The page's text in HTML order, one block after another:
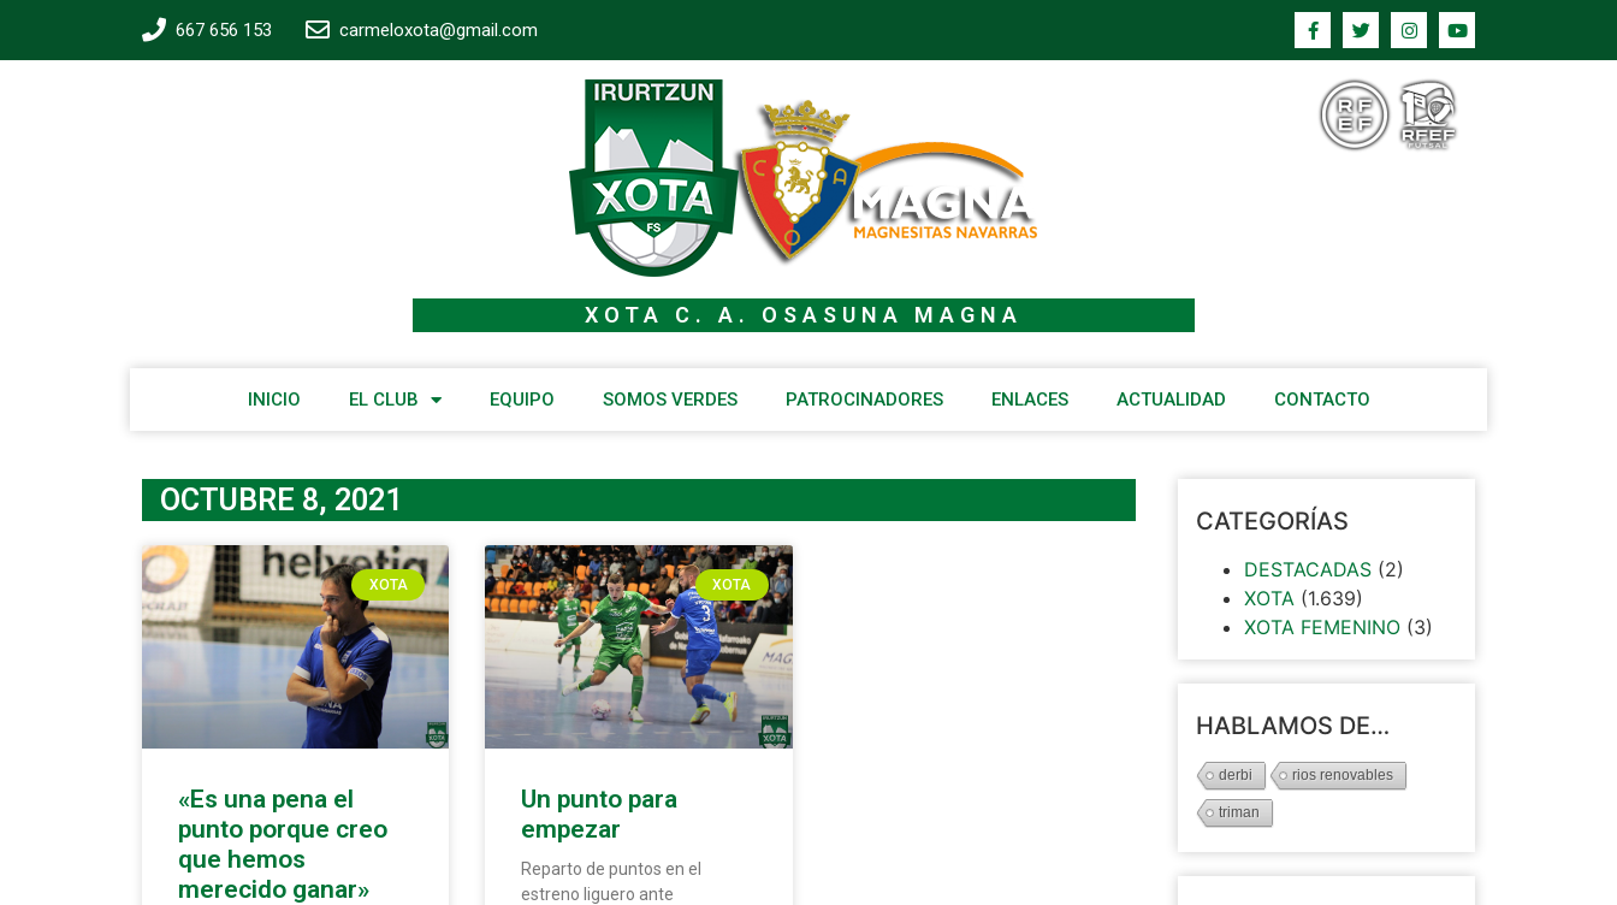
667 656 153 carmeloxota@gmail.com
XOTA C. A. OSASUNA MAGNA
INICIO EL CLUB EQUIPO SOMOS VERDES PATROCINADORES ENLACES ACTUALIDAD CONTACTO
OCTUBRE 8, 2021
XOTA
«Es una pena el
punto porque creo
que hemos
merecido ganar»
XOTA
Un punto para
empezar
Reparto de puntos en el
estreno liguero ante
CATEGORÍAS
DESTACADAS (2)
XOTA (1.639)
XOTA FEMENINO (3)
HABLAMOS DE…
derbi rios renovables
triman